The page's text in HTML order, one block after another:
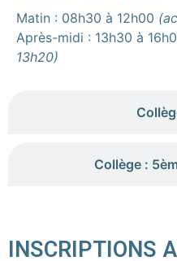
Collège :
Matin : 08h30 à 12h00
Après-midi : 13h30 à
13h20)
INSCRIPTIONS